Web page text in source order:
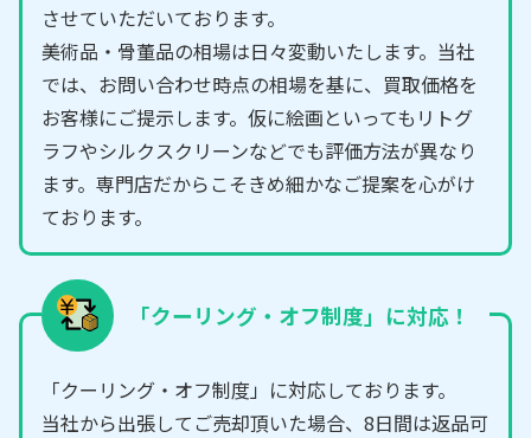
させていただいております。
美術品・骨董品の相場は日々変動いたします。当社
では、お問い合わせ時点の相場を基に、買取価格を
お客様にご提示します。仮に絵画といってもリトグ
ラフやシルクスクリーンなどでも評価方法が異なり
ます。専門店だからこそきめ細かなご提案を心がけ
ております。
「クーリング・オフ制度」に対応！
「クーリング・オフ制度」に対応しております。
当社から出張してご売却頂いた場合、8日間は返品可